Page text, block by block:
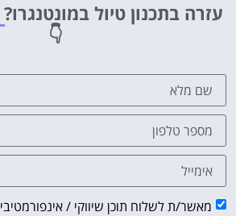
רכב
פה!
עזרה בתכנון טיול במונטנגרו?
👇
מאשר/ת לשלוח תוכן שיווקי / אינפורמטיבי